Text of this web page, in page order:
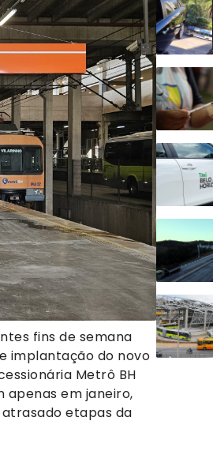
fins de semana
implantação do novo
Metrô BH
em janeiro,
etapas da